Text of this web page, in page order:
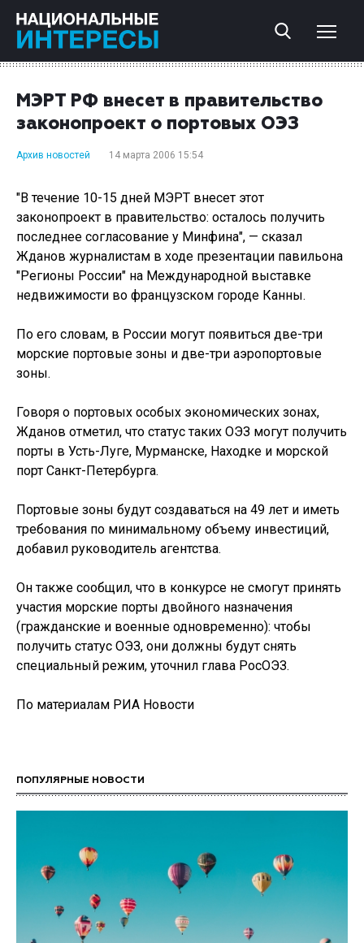
МЭРТ РФ внесет в правительство
законопроект о портовых ОЭЗ
Архив новостей 14 марта 2006 15:54
"В течение 10-15 дней МЭРТ внесет этот
законопроект в правительство: осталось получить
последнее согласование у Минфина", — сказал
Жданов журналистам в ходе презентации павильона
"Регионы России" на Международной выставке
недвижимости во французском городе Канны.
По его словам, в России могут появиться две-три
морские портовые зоны и две-три аэропортовые
зоны.
Говоря о портовых особых экономических зонах,
Жданов отметил, что статус таких ОЭЗ могут получить
порты в Усть-Луге, Мурманске, Находке и морской
порт Санкт-Петербурга.
Портовые зоны будут создаваться на 49 лет и иметь
требования по минимальному объему инвестиций,
добавил руководитель агентства.
Он также сообщил, что в конкурсе не смогут принять
участия морские порты двойного назначения
(гражданские и военные одновременно): чтобы
получить статус ОЭЗ, они должны будут снять
специальный режим, уточнил глава РосОЭЗ.
По материалам РИА Новости
ПОПУЛЯРНЫЕ НОВОСТИ